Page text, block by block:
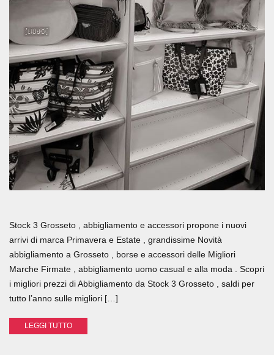
Stock 3 Grosseto , abbigliamento e accessori propone i nuovi
arrivi di marca Primavera e Estate , grandissime Novità
abbigliamento a Grosseto , borse e accessori delle Migliori
Marche Firmate , abbigliamento uomo casual e alla moda . Scopri
i migliori prezzi di Abbigliamento da Stock 3 Grosseto , saldi per
tutto l’anno sulle migliori […]
LEGGI TUTTO